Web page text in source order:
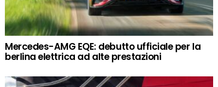
Mercedes-AMG EQE: debutto ufficiale per la
berlina elettrica ad alte prestazioni